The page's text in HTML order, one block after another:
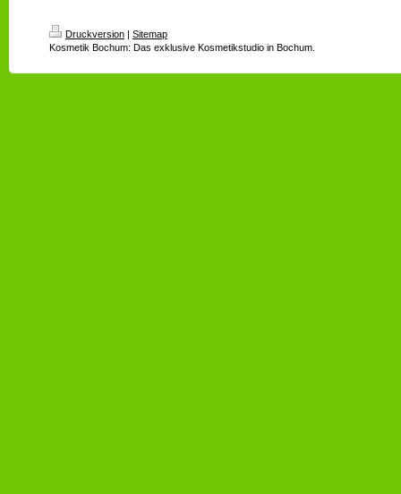
Druckversion | Sitemap
Kosmetik Bochum: Das exklusive Kosmetikstudio in Bochum.